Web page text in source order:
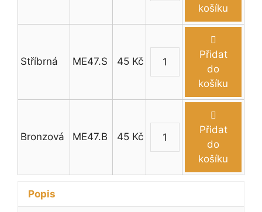
bubliny
průměr
mm
množství
košíku
Stříbrná ME47.S 45 Kč
Medaile
bubliny
průměr
mm
množství
Přidat
do
košíku
Bronzová ME47.B 45 Kč
Medaile
bubliny
průměr
Přidat
do
košíku
Popis